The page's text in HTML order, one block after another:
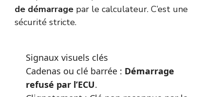
de démarrage par le calculateur. C’est une
sécurité stricte.
Signaux visuels clés
Cadenas ou clé barrée : Démarrage
refusé par l’ECU.